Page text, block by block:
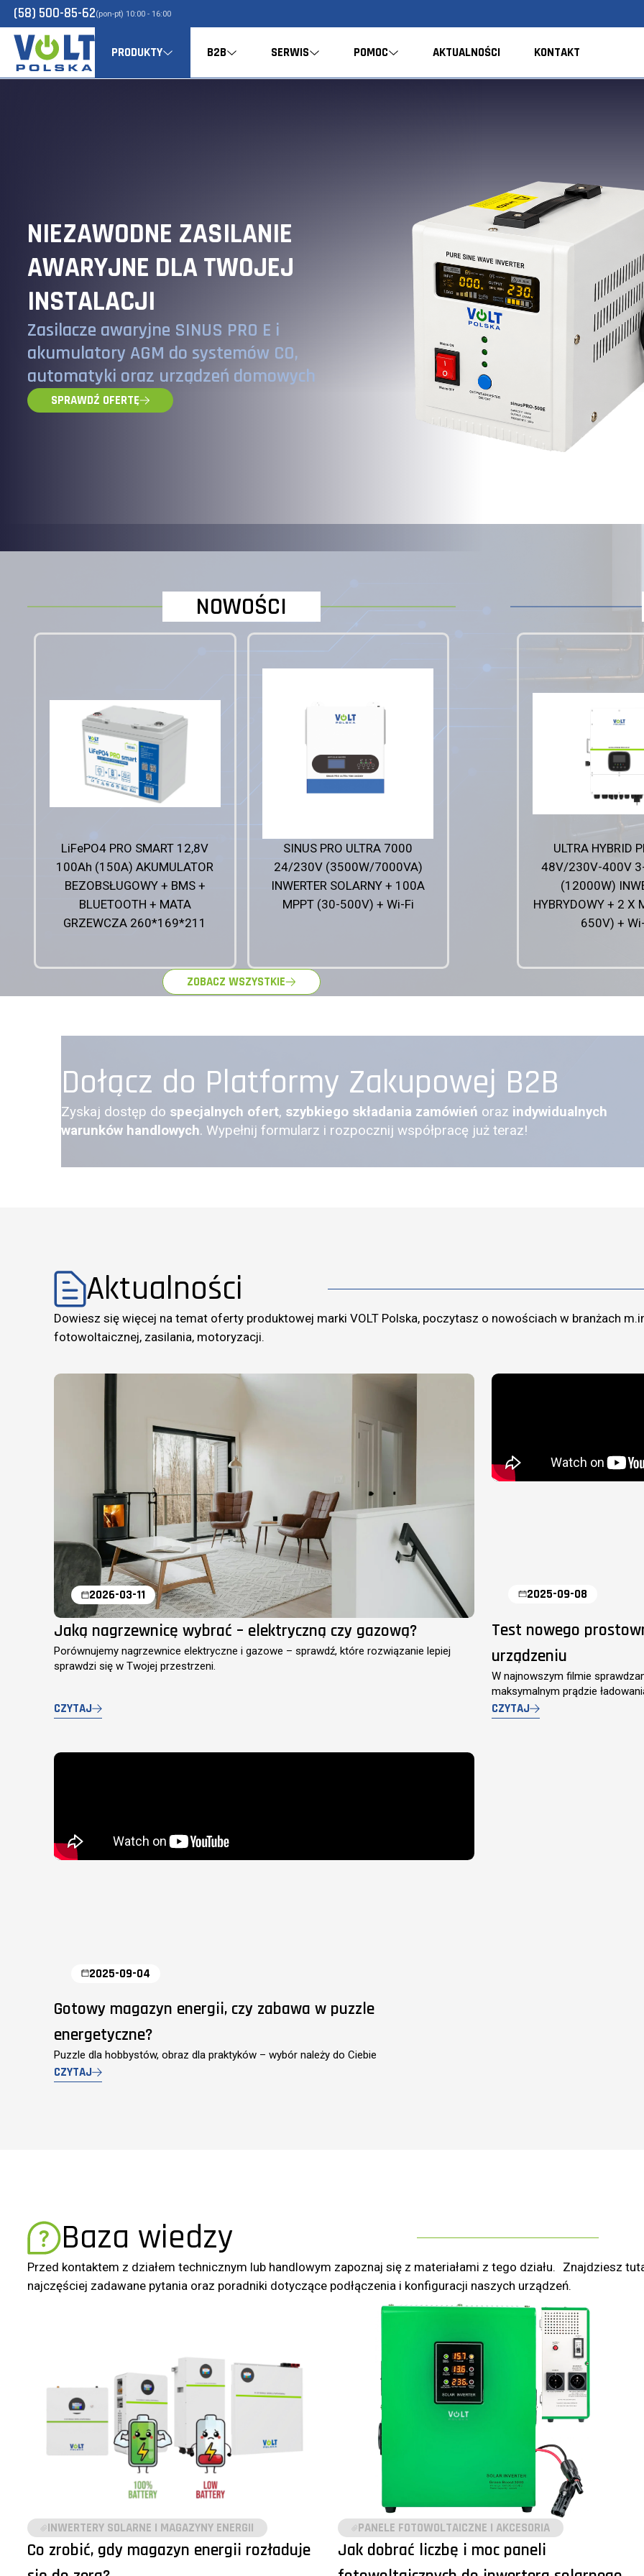
(58) 500-85-62(pon-pt) 10:00 - 16:00
PRODUKTY B2B SERWIS POMOC AKTUALNOŚCI KONTAKT
NIEZAWODNE ZASILANIE
AWARYJNE DLA TWOJEJ
INSTALACJI
Zasilacze awaryjne SINUS PRO E i
akumulatory AGM do systemów CO,
automatyki oraz urządzeń domowych
SPRAWDŹ OFERTĘ
NOWOŚCI
LiFePO4 PRO SMART 12,8V
100Ah (150A) AKUMULATOR
BEZOBSŁUGOWY + BMS +
BLUETOOTH + MATA
GRZEWCZA 260*169*211
SINUS PRO ULTRA 7000
24/230V (3500W/7000VA)
INWERTER SOLARNY + 100A
MPPT (30-500V) + Wi-Fi
ZOBACZ WSZYSTKIE
ULTRA HYBRID
48V/230V-400V
(12000W)
HYBRYDOWY + 2 X
650V) +
Dołącz do Platformy Zakupowej B2B
Zyskaj dostęp do specjalnych ofert, szybkiego składania zamówień oraz indywidualnych
warunków handlowych. Wypełnij formularz i rozpocznij współpracę już teraz!
Aktualności
Dowiesz się więcej na temat oferty produktowej marki VOLT Polska, poczytasz o nowościach w branżach
fotowoltaicznej, zasilania, motoryzacji.
2026-03-11
Jaką nagrzewnicę wybrać – elektryczną czy gazową?
Porównujemy nagrzewnice elektryczne i gazowe – sprawdź, które rozwiązanie lepiej
sprawdzi się w Twojej przestrzeni.
CZYTAJ
2025-09-08
Test nowego
urządzeniu
W najnowszym filmie
maksymalnym prądzie
CZYTAJ
2025-09-04
Gotowy magazyn energii, czy zabawa w puzzle
energetyczne?
Puzzle dla hobbystów, obraz dla praktyków – wybór należy do Ciebie
CZYTAJ
Baza wiedzy
Przed kontaktem z działem technicznym lub handlowym zapoznaj się z materiałami z tego działu. Znajdziesz
najczęściej zadawane pytania oraz poradniki dotyczące podłączenia i konfiguracji naszych urządzeń.
INWERTERY SOLARNE I MAGAZYNY ENERGII
Co zrobić, gdy magazyn energii rozładuje
PANELE FOTOWOLTAICZNE I AKCESORIA
Jak dobrać liczbę i moc paneli